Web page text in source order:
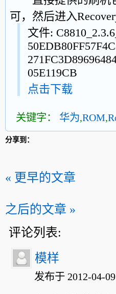
可，然后进入
文件:
05E119CB
点击下载
关键字： 华为,ROM,
分享到：
« 更早的文章
之后的文章 »
评论列表:
模样
发布于 2012-04-